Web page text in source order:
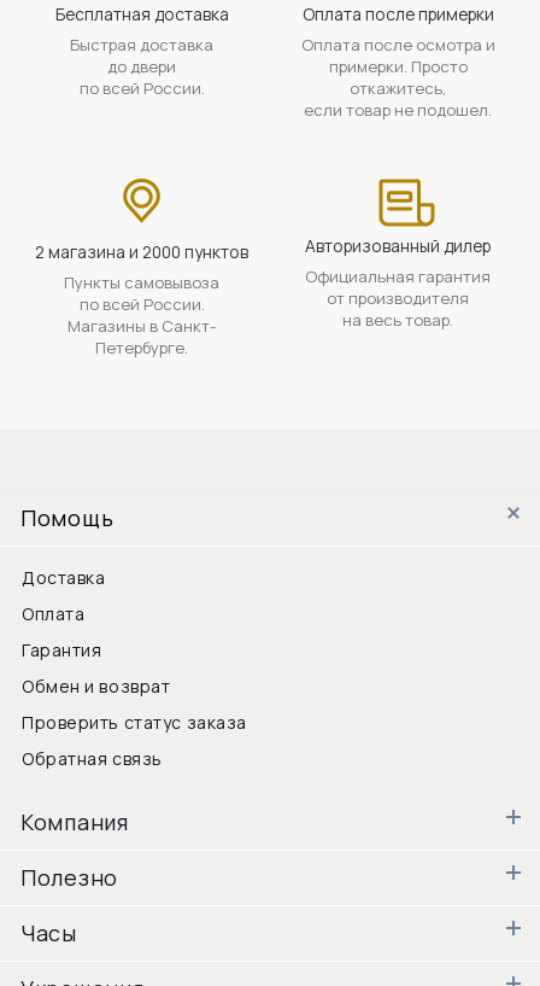
Бесплатная доставка
Быстрая доставка
до двери
по всей России.
Оплата после примерки
Оплата после осмотра и
примерки. Просто
откажитесь,
если товар не подошел.
2 магазина и 2000 пунктов
Пункты самовывоза
по всей России.
Магазины в Санкт-
Петербурге.
Авторизованный дилер
Официальная гарантия
от производителя
на весь товар.
Помощь
Доставка
Оплата
Гарантия
Обмен и возврат
Проверить статус заказа
Обратная связь
Компания
Полезно
Часы